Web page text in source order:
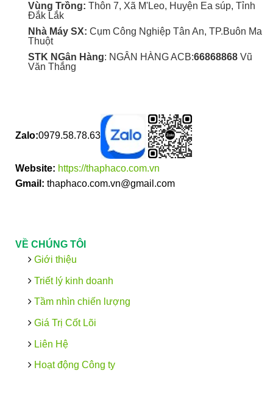
Vùng Trồng: Thôn 7, Xã M'Leo, Huyện Ea súp, Tỉnh
Đắk Lắk
Nhà Máy SX: Cụm Công Nghiệp Tân An, TP.Buôn Ma
Thuột
STK NGân Hàng: NGÂN HÀNG ACB:66868868Vũ
Văn Thắng
Zalo:0979.58.78.63
Website: https://thaphaco.com.vn
Gmail: thaphaco.com.vn@gmail.com
VỀ CHÚNG TÔI
Giới thiệu
Triết lý kinh doanh
Tầm nhìn chiến lượng
Giá Trị Cốt Lõi
Liên Hệ
Hoạt động Công ty